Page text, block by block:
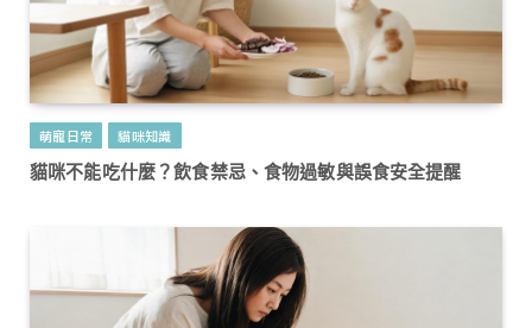
萌寵日常
貓咪知識
貓咪不能吃什麼？飲食禁忌、食物過敏與誤食安全提醒